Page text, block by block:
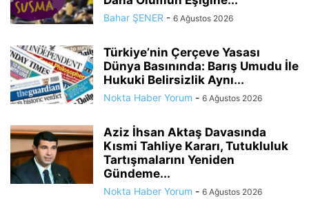
Bahar ŞENER - 6 Ağustos 2026
Türkiye’nin Çerçeve Yasası
Dünya Basınında: Barış Umudu İle
Hukuki Belirsizlik Aynı...
Nokta Haber Yorum - 6 Ağustos 2026
Aziz İhsan Aktaş Davasında
Kısmi Tahliye Kararı, Tutukluluk
Tartışmalarını Yeniden
Gündeme...
Nokta Haber Yorum - 6 Ağustos 2026